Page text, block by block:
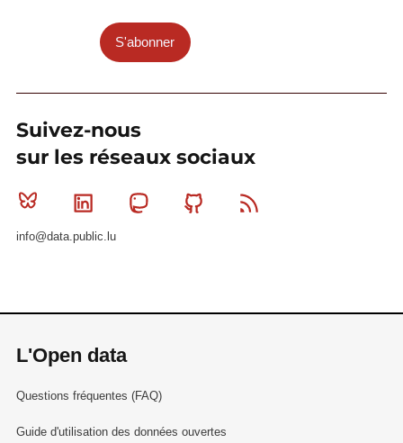
S'abonner
Suivez-nous
sur les réseaux sociaux
Bluesky Linkedin MastodonGithub
info@data.public.lu
L'Open data
Questions fréquentes (FAQ)
Guide d'utilisation des données ouvertes